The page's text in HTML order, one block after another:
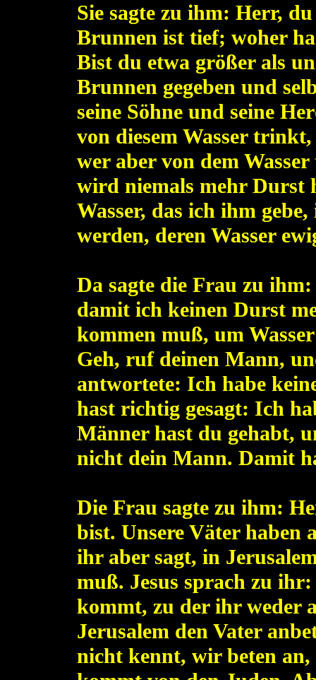
Sie sagte zu ihm: Herr,
Brunnen ist tief; woher
Bist du etwa größer als
Brunnen gegeben und
seine Söhne und seine
von diesem Wasser
wer aber von dem
wird niemals mehr Durst
Wasser, das ich ihm
werden, deren Wasser
Da sagte die Frau zu
damit ich keinen Durst
kommen muß, um
Geh, ruf deinen Mann,
antwortete: Ich habe
hast richtig gesagt: Ich
Männer hast du gehabt,
nicht dein Mann. Damit
Die Frau sagte zu ihm:
bist. Unsere Väter haben
ihr aber sagt, in
muß. Jesus sprach zu
kommt, zu der ihr weder
Jerusalem den Vater
nicht kennt, wir beten